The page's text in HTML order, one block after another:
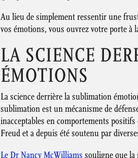
Au lieu de simplement ressentir une
vos émotions, vous ouvrez votre porte à
LA SCIENCE
ÉMOTIONS
La science derrière la sublimation
sublimation est un mécanisme de
inacceptables en comportements
Freud et a depuis été soutenu par
Le Dr Nancy McWilliams souligne que la